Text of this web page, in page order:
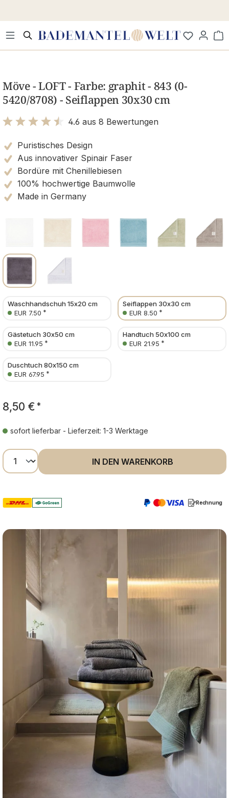
Möve - LOFT - Farbe: graphit - 843 (0-
5420/8708) - Seiflappen 30x30 cm
4.6 aus 8 Bewertungen
Puristisches Design
Aus innovativer Spinair Faser
Bordüre mit Chenillebiesen
100% hochwertige Baumwolle
Made in Germany
Waschhandschuh 15x20 cm
EUR 7.50 *
Seiflappen 30x30 cm
EUR 8.50 *
Gästetuch 30x50 cm
EUR 11.95 *
Handtuch 50x100 cm
EUR 21.95 *
Duschtuch 80x150 cm
EUR 67.95 *
8,50 € *
sofort lieferbar - Lieferzeit: 1-3 Werktage
Produkt Anzahl: Gib den gewünschten
IN DEN WARENKORB
Rechnung